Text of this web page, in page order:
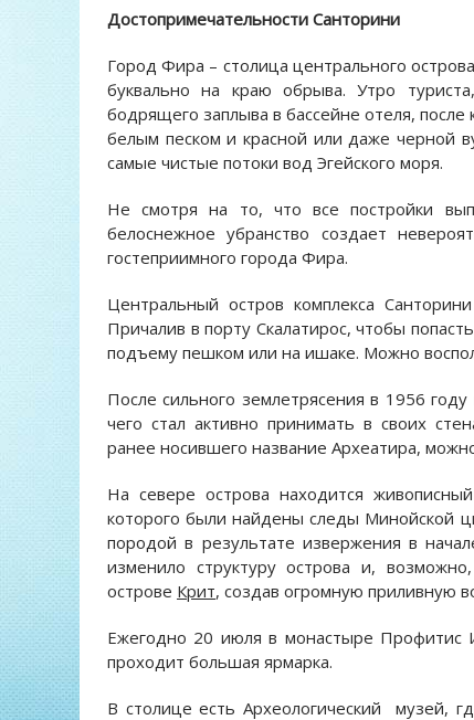
Достопримечательности Санторини
Город Фира – столица центрального
буквально на краю обрыва. Утро
бодрящего заплыва в бассейне отеля,
белым песком и красной или даже черной
самые чистые потоки вод Эгейского моря.
Не смотря на то, что все постройки
белоснежное убранство создает
гостеприимного города Фира.
Центральный остров комплекса
Причалив в порту Скалатирос, чтобы
подъему пешком или на ишаке. Можно
После сильного землетрясения в 1956
чего стал активно принимать в своих
ранее носившего название Археатира,
На севере острова находится
которого были найдены следы Минойской
породой в результате извержения в
изменило структуру острова и,
острове Крит, создав огромную приливную
Ежегодно 20 июля в монастыре Профитис
проходит большая ярмарка.
В столице есть Археологический музей,